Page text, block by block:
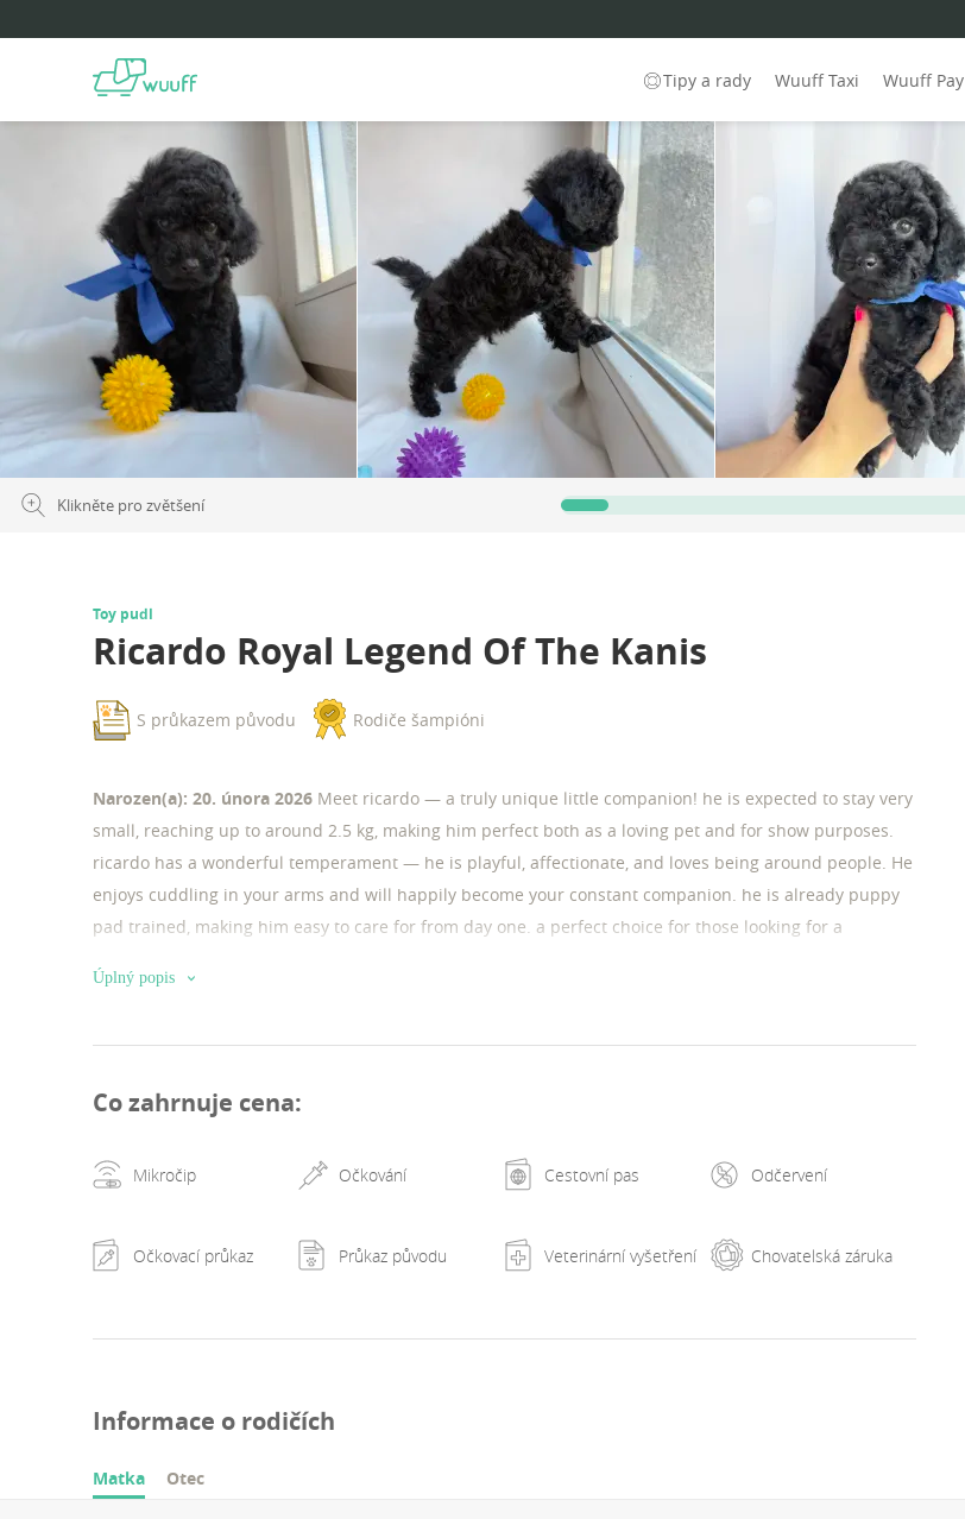
Tipy a rady Wuuff Taxi Wuuff Pay
Klikněte pro zvětšení
Toy pudl
Ricardo Royal Legend Of The Kanis
S průkazem původu Rodiče šampióni
Narozen(a): 20. února 2026 Meet ricardo — a truly unique little companion! he is expected to stay very
small, reaching up to around 2.5 kg, making him perfect both as a loving pet and for show purposes.
ricardo has a wonderful temperament — he is playful, affectionate, and loves being around people. He
enjoys cuddling in your arms and will happily become your constant companion. he is already puppy
pad trained, making him easy to care for from day one. a perfect choice for those looking for a
Úplný popis
Co zahrnuje cena:
Mikročip Očkování Cestovní pas Odčervení
Očkovací průkaz Průkaz původu Veterinární vyšetření Chovatelská záruka
Informace o rodičích
Matka Otec